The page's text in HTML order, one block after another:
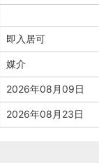
即入居可
媒介
2026年08月09日
2026年08月23日